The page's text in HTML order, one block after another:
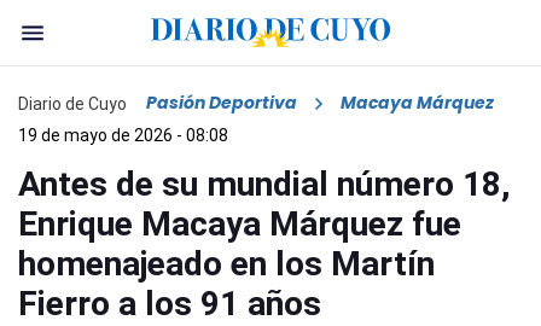
Diario de Cuyo Pasión Deportiva Macaya Márquez
19 de mayo de 2026 - 08:08
Antes de su mundial número 18,
Enrique Macaya Márquez fue
homenajeado en los Martín
Fierro a los 91 años